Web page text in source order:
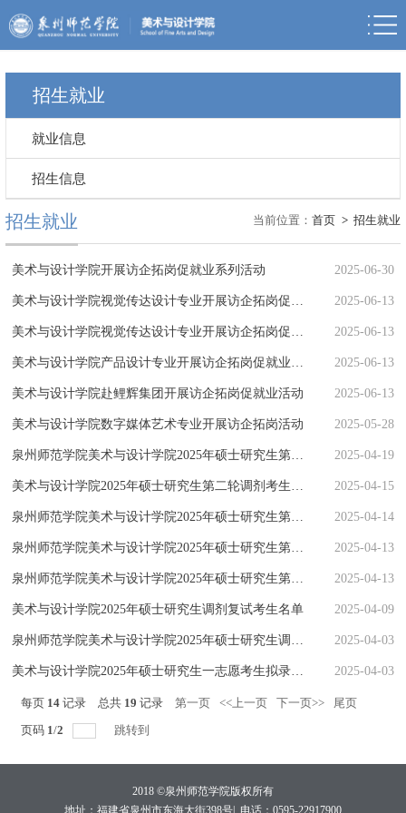
招生就业
就业信息
招生信息
当前位置： 首页 > 招生就业
招生就业
美术与设计学院开展访企拓岗促就业系列活动 2025-06-30
美术与设计学院视觉传达设计专业开展访企拓岗促就业活动(二) 2025-06-13
美术与设计学院视觉传达设计专业开展访企拓岗促就业活动 2025-06-13
美术与设计学院产品设计专业开展访企拓岗促就业活动 2025-06-13
美术与设计学院赴鲤辉集团开展访企拓岗促就业活动 2025-06-13
美术与设计学院数字媒体艺术专业开展访企拓岗活动 2025-05-28
泉州师范学院美术与设计学院2025年硕士研究生第二次调剂考生拟录... 2025-04-19
美术与设计学院2025年硕士研究生第二轮调剂考生复试名单 2025-04-15
泉州师范学院美术与设计学院2025年硕士研究生第二次调剂公告 2025-04-14
泉州师范学院美术与设计学院2025年硕士研究生第一次调剂考生拟录... 2025-04-13
泉州师范学院美术与设计学院2025年硕士研究生第一次调剂考生拟录... 2025-04-13
美术与设计学院2025年硕士研究生调剂复试考生名单 2025-04-09
泉州师范学院美术与设计学院2025年硕士研究生调剂公告 2025-04-03
美术与设计学院2025年硕士研究生一志愿考生拟录取名单公示 2025-04-03
每页 14 记录 总共 19 记录 第一页 <<上一页 下一页>>
尾页
页码 1/2 跳转到
2018 ©泉州师范学院版权所有
地址：福建省泉州市东海大街398号|
电话：0595-22917900